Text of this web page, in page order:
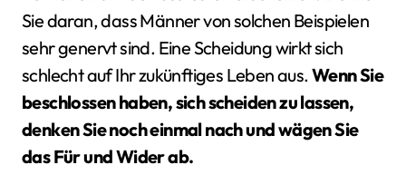
Sie daran, dass Männer von solchen Beispielen
sehr genervt sind. Eine Scheidung wirkt sich
schlecht auf Ihr zukünftiges Leben aus.Wenn Sie
beschlossen haben, sich scheiden zu lassen,
denken Sie noch einmal nach und wägen Sie
das Für und Wider ab.